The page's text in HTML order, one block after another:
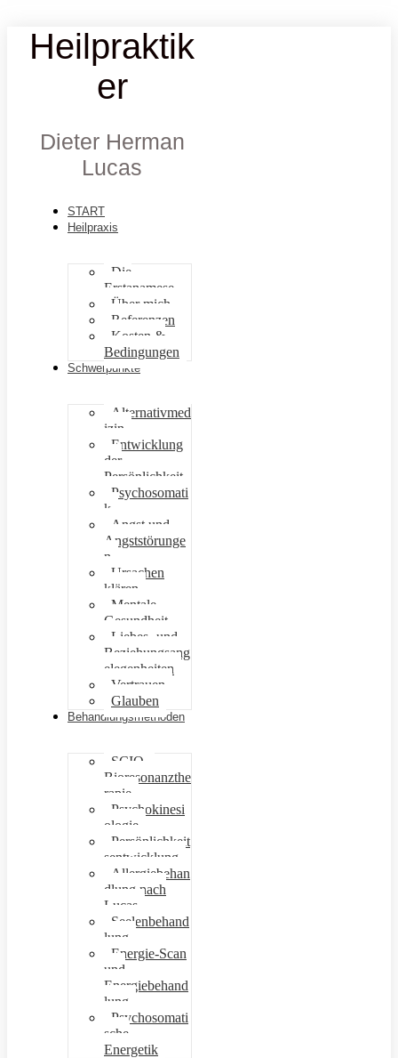
Heilpraktik
er
Dieter Herman
Lucas
START
Heilpraxis
Die
Erstanamese
Über mich
Referenzen
Kosten &
Bedingungen
Schwerpunkte
Alternativmed
izin
Entwicklung
der
Persönlichkeit
Psychosomati
k
Angst und
Angststörunge
n
Ursachen
klären
Mentale
Gesundheit
Liebes- und
Beziehungsang
elegenheiten
Vertrauen
Glauben
Behandlungsmethoden
SCIO –
Bioresonanzthe
rapie
Psychokinesi
ologie
Persönlichkeit
sentwicklung
Allergiebehan
dlung nach
Lucas
Seelenbehand
lung
Energie-Scan
und
Energiebehand
lung
Psychosomati
sche
Energetik